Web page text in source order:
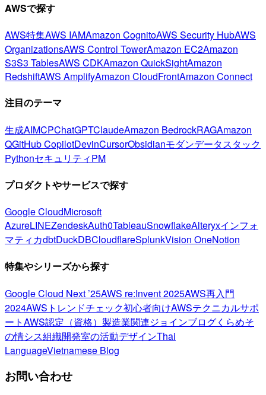
AWSで探す
AWS特集AWS IAMAmazon CognitoAWS Security HubAWS
OrganizationsAWS Control TowerAmazon EC2Amazon
S3S3 TablesAWS CDKAmazon QuickSightAmazon
RedshiftAWS AmplifyAmazon CloudFrontAmazon Connect
注目のテーマ
生成AIMCPChatGPTClaudeAmazon BedrockRAGAmazon
QGitHub CopilotDevinCursorObsidianモダンデータスタック
PythonセキュリティPM
プロダクトやサービスで探す
Google CloudMicrosoft
AzureLINEZendeskAuth0TableauSnowflakeAlteryxインフォ
マティカdbtDuckDBCloudflareSplunkVision OneNotion
特集やシリーズから探す
Google Cloud Next ’25AWS re:Invent 2025AWS再入門
2024AWSトレンドチェック初心者向けAWSテクニカルサポ
ートAWS認定（資格） 製造業関連ジョインブログくらめそ
の情シス組織開発室の活動デザインThai
LanguageVietnamese Blog
お問い合わせ